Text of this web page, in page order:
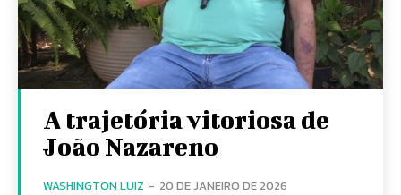
A trajetória vitoriosa de
João Nazareno
WASHINGTON LUIZ - 20 DE JANEIRO DE 2026